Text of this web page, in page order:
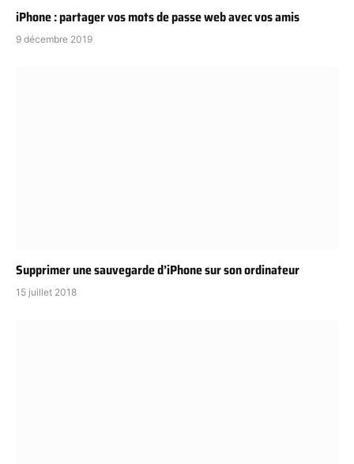
iPhone : partager vos mots de passe web avec vos amis
9 décembre 2019
Supprimer une sauvegarde d’iPhone sur son ordinateur
15 juillet 2018